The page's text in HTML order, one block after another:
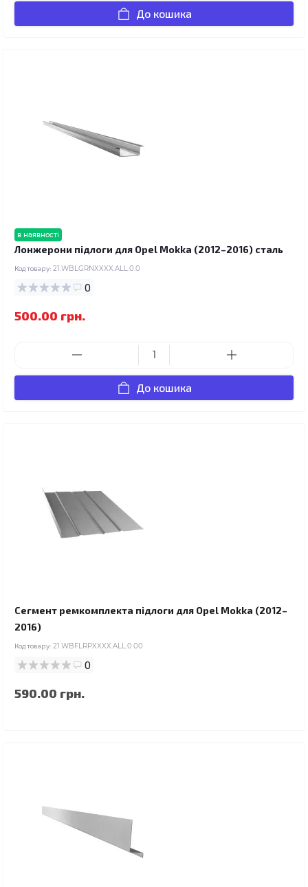
До кошика
в наявності
Лонжерони підлоги для Opel Mokka (2012–2016) сталь
Код товару: 21.WBLGRNXXXX.ALL.0.0
0
500.00 грн.
До кошика
Сегмент ремкомплекта підлоги для Opel Mokka (2012–
2016)
Код товару: 21.WBFLRPXXXX.ALL.0.00
0
590.00 грн.